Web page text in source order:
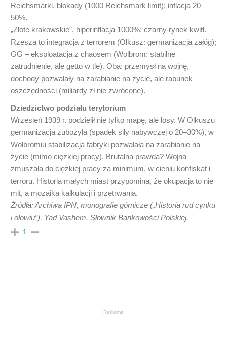
Reichsmarki, blokady (1000 Reichsmark limit); inflacja 20–
50%.
„Złote krakowskie”, hiperinflacja 1000%; czarny rynek kwitł.
Rzesza to integracja z terrorem (Olkusz: germanizacja załóg);
GG – eksploatacja z chaosem (Wolbrom: stabilne
zatrudnienie, ale getto w tle). Oba: przemysł na wojnę,
dochody pozwalały na zarabianie na życie, ale rabunek
oszczędności (miliardy zł nie zwrócone).
Dziedzictwo podziału terytorium
Wrzesień 1939 r. podzielił nie tylko mapę, ale losy. W Olkuszu
germanizacja zubożyła (spadek siły nabywczej o 20–30%), w
Wolbromiu stabilizacja fabryki pozwalała na zarabianie na
życie (mimo ciężkiej pracy). Brutalna prawda? Wojna
zmuszała do ciężkiej pracy za minimum, w cieniu konfiskat i
terroru. Historia małych miast przypomina, że okupacja to nie
mit, a mozaika kalkulacji i przetrwania.
Źródła: Archiwa IPN, monografie górnicze („Historia rud cynku
i ołowiu”), Yad Vashem, Słownik Bankowości Polskiej.
1
Reklama